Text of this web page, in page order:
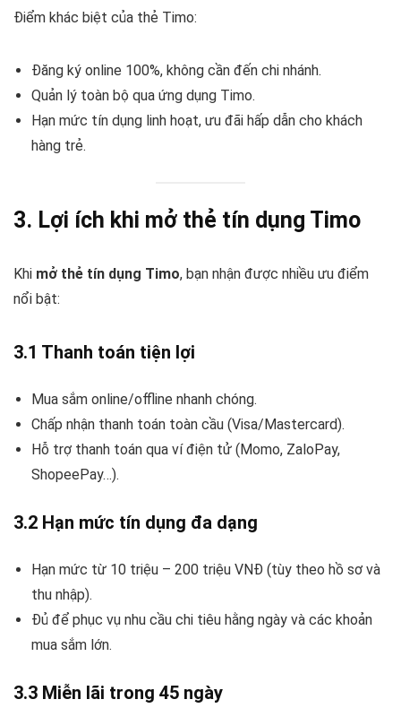
Điểm khác biệt của thẻ Timo:
Đăng ký online 100%, không cần đến chi nhánh.
Quản lý toàn bộ qua ứng dụng Timo.
Hạn mức tín dụng linh hoạt, ưu đãi hấp dẫn cho khách
hàng trẻ.
3. Lợi ích khi mở thẻ tín dụng Timo
Khi mở thẻ tín dụng Timo, bạn nhận được nhiều ưu điểm
nổi bật:
3.1 Thanh toán tiện lợi
Mua sắm online/offline nhanh chóng.
Chấp nhận thanh toán toàn cầu (Visa/Mastercard).
Hỗ trợ thanh toán qua ví điện tử (Momo, ZaloPay,
ShopeePay…).
3.2 Hạn mức tín dụng đa dạng
Hạn mức từ 10 triệu – 200 triệu VNĐ (tùy theo hồ sơ và
thu nhập).
Đủ để phục vụ nhu cầu chi tiêu hằng ngày và các khoản
mua sắm lớn.
3.3 Miễn lãi trong 45 ngày